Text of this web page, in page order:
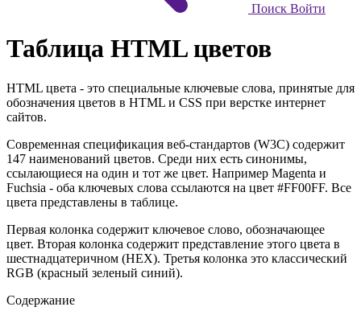
Поиск Войти
Таблица HTML цветов
HTML цвета - это специальные ключевые слова, принятые для
обозначения цветов в HTML и CSS при верстке интернет
сайтов.
Современная спецификация веб-стандартов (W3C) содержит
147 наименований цветов. Среди них есть синонимы,
ссылающиеся на один и тот же цвет. Например Magenta и
Fuchsia - оба ключевых слова ссылаются на цвет #FF00FF. Все
цвета представлены в таблице.
Первая колонка содержит ключевое слово, обозначающее
цвет. Вторая колонка содержит представление этого цвета в
шестнадцатеричном (HEX). Третья колонка это классический
RGB (красный зеленый синий).
Содержание